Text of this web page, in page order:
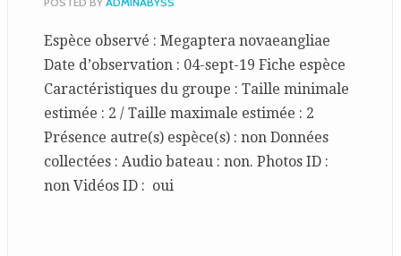
Espèce observé : Megaptera novaeangliae
Date d’observation : 04-sept-19 Fiche espèce
Caractéristiques du groupe : Taille minimale
estimée : 2 / Taille maximale estimée : 2
Présence autre(s) espèce(s) : non Données
collectées : Audio bateau : non. Photos ID :
non Vidéos ID : oui